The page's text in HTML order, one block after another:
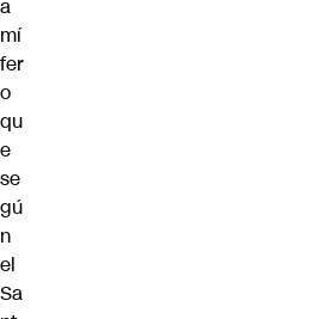
a
mí
fer
o
qu
e
se
gú
n
el
Sa